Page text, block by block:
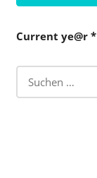
Current ye@r *